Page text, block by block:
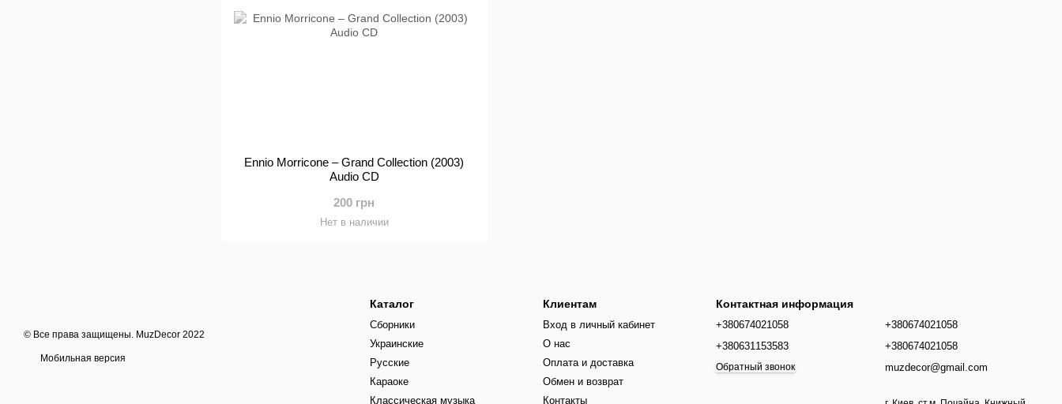
Ennio Morricone – Grand Collection (2003)
Audio CD
200 грн
Нет в наличии
© Все права защищены. MuzDecor 2022
Мобильная версия
Каталог
Сборники
Украинские
Русские
Караоке
Классическая музыка
Клиентам
Вход в личный кабинет
О нас
Оплата и доставка
Обмен и возврат
Контакты
Контактная информация
+380674021058
+380631153583
Обратный звонок
+380674021058
+380674021058
muzdecor@gmail.com